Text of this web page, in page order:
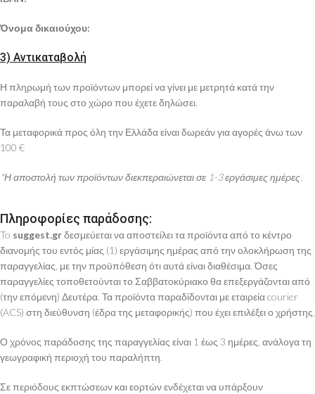
Όνομα δικαιούχου:
3) Αντικαταβολή
Η πληρωμή των προϊόντων μπορεί να γίνει με μετρητά κατά την
παραλαβή τους στο χώρο που έχετε δηλώσει.
Τα μεταφορικά προς όλη την Ελλάδα είναι δωρεάν για αγορές άνω των
100 €
*Η αποστολή των προϊόντων διεκπεραιώνεται σε 1-3 εργάσιμες ημέρες.
Πληροφορίες παράδοσης:
To suggest.grδεσμεύεται να αποστείλει τα προϊόντα από το κέντρο
διανομής του εντός μίας (1) εργάσιμης ημέρας από την ολοκλήρωση της
παραγγελίας, με την προϋπόθεση ότι αυτά είναι διαθέσιμα. Όσες
παραγγελίες τοποθετούνται το Σαββατοκύριακο θα επεξεργάζονται από
(την επόμενη) Δευτέρα. Τα προϊόντα παραδίδονται με εταιρεία courier
(ACS) στη διεύθυνση (έδρα της μεταφορικής) που έχει επιλέξει ο χρήστης.
Ο χρόνος παράδοσης της παραγγελίας είναι 1 έως 3 ημέρες, ανάλογα τη
γεωγραφική περιοχή του παραλήπτη.
Σε περιόδους εκπτώσεων και εορτών ενδέχεται να υπάρξουν